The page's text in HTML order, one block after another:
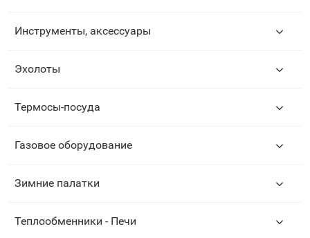
Инструменты, аксессуары
Эхолоты
Термосы-посуда
Газовое оборудование
Зимние палатки
Теплообменники - Печи